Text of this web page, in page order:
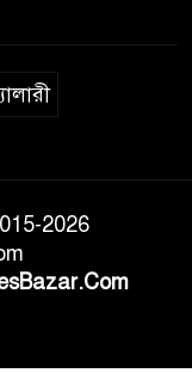
2026